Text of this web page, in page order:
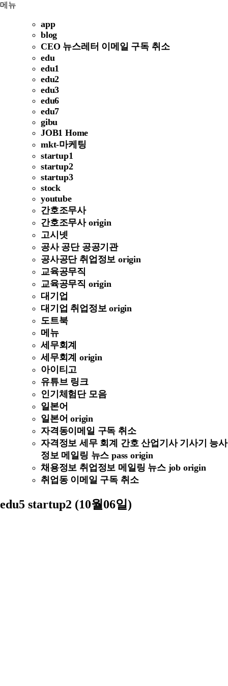
메뉴
app
blog
CEO 뉴스레터 이메일 구독 취소
edu
edu1
edu2
edu3
edu6
edu7
gibu
JOB1 Home
mkt-마케팅
startup1
startup2
startup3
stock
youtube
간호조무사
간호조무사 origin
고시넷
공사 공단 공공기관
공사공단 취업정보 origin
교육공무직
교육공무직 origin
대기업
대기업 취업정보 origin
도트북
메뉴
세무회계
세무회계 origin
아이티고
유튜브 링크
인기체험단 모음
일본어
일본어 origin
자격동이메일 구독 취소
자격정보 세무 회계 간호 산업기사 기사기 능사
정보 메일링 뉴스 pass origin
채용정보 취업정보 메일링 뉴스 job origin
취업동 이메일 구독 취소
edu5 startup2 (10월06일)